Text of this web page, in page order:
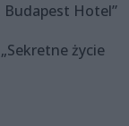
Budapest Hotel”
życie